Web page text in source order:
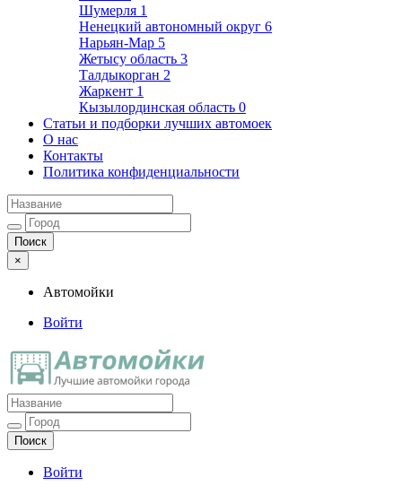
Шумерля 1
Ненецкий автономный округ 6
Нарьян-Мар 5
Жетысу область 3
Талдыкорган 2
Жаркент 1
Кызылординская область 0
Статьи и подборки лучших автомоек
О нас
Контакты
Политика конфиденциальности
×
Автомойки
Войти
Автомойки
Ещё один сайт на WordPress
Войти